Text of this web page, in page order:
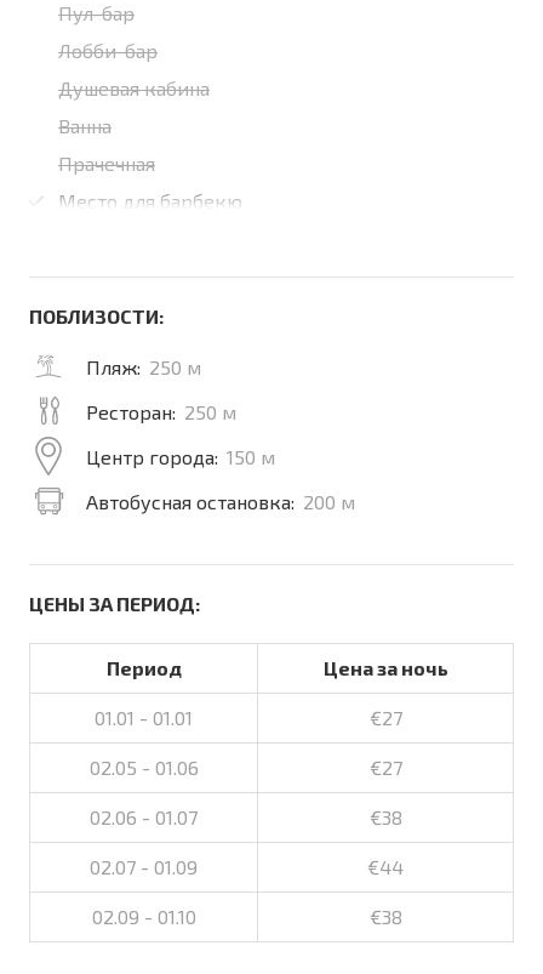
Пул-бар
Лобби-бар
Душевая кабина
Ванна
Прачечная
Место для барбекю
ПОБЛИЗОСТИ:
Пляж: 250 м
Ресторан: 250 м
Центр города: 150 м
Автобусная остановка: 200 м
ЦЕНЫ ЗА ПЕРИОД:
Период Цена за ночь
01.01 - 01.01 €27
02.05 - 01.06 €27
02.06 - 01.07 €38
02.07 - 01.09 €44
02.09 - 01.10 €38